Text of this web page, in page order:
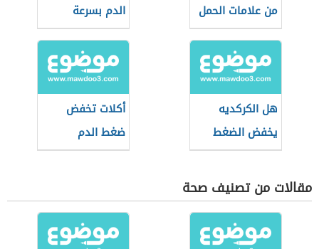
من علامات الحمل
الدم بسرعة
هل الكركديه
يخفض الضغط
أكلات تخفض
ضغط الدم
مقالات من تصنيف صحة